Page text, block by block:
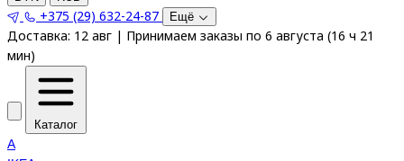
+375 (29) 632-24-87 Ещё
Доставка: 12 авг | Принимаем заказы по 6 августа (16 ч 21
мин)
Каталог
A